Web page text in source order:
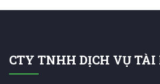
CTY TNHH DỊCH VỤ TÀI